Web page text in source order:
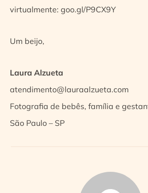
virtualmente: goo.gl/P9CX9Y
Um beijo,
Laura Alzueta
atendimento@lauraalzueta.com
Fotografia de bebês, família e
São Paulo – SP